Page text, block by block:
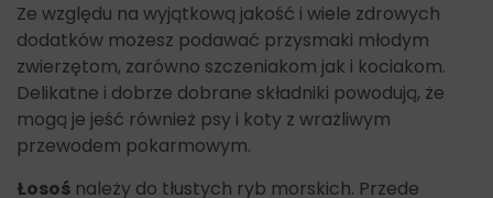
Ze względu na wyjątkową jakość i wiele zdrowych
dodatków możesz podawać przysmaki młodym
zwierzętom, zarówno szczeniakom jak i kociakom.
Delikatne i dobrze dobrane składniki powodują, że
mogą je jeść również psy i koty z wrażliwym
przewodem pokarmowym.
Łosoś należy do tłustych ryb morskich. Przede